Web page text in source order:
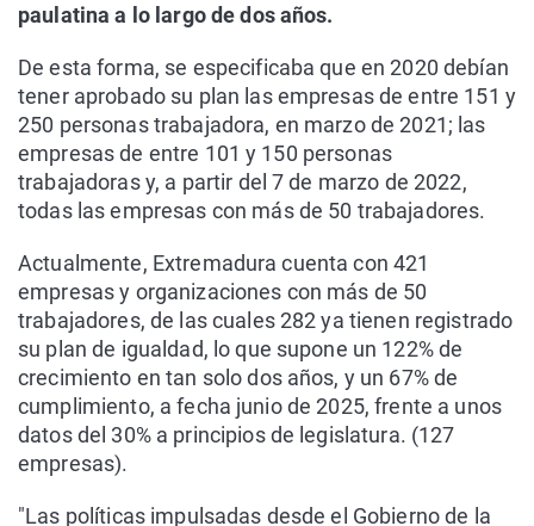
paulatina a lo largo de dos años.
De esta forma, se especificaba que en 2020 debían
tener aprobado su plan las empresas de entre 151 y
250 personas trabajadora, en marzo de 2021; las
empresas de entre 101 y 150 personas
trabajadoras y, a partir del 7 de marzo de 2022,
todas las empresas con más de 50 trabajadores.
Actualmente, Extremadura cuenta con 421
empresas y organizaciones con más de 50
trabajadores, de las cuales 282 ya tienen registrado
su plan de igualdad, lo que supone un 122% de
crecimiento en tan solo dos años, y un 67% de
cumplimiento, a fecha junio de 2025, frente a unos
datos del 30% a principios de legislatura. (127
empresas).
"Las políticas impulsadas desde el Gobierno de la